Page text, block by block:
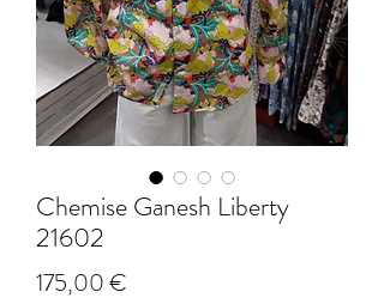
Chemise Ganesh Liberty
21602
175,00 €